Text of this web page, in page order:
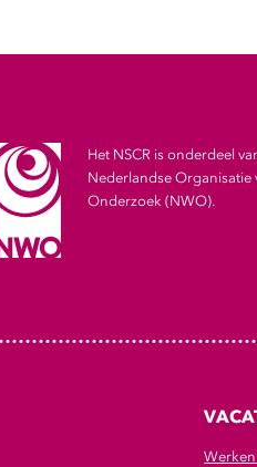
Het NSCR is onderdeel
Nederlandse
Onderzoek (NWO).
Werken